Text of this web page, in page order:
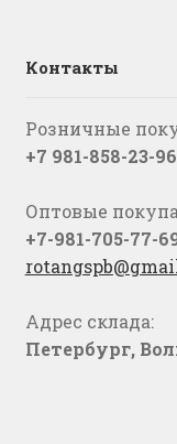
Контакты
Розничные
+7 981-858-23-
Оптовые
+7-981-705-77-
Адрес склада:
Петербург,